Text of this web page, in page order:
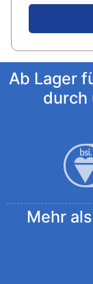
Ab Lager
durch
Mehr